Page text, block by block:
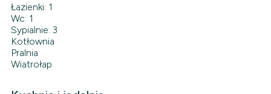
Łazienki: 1
Wc: 1
Sypialnie: 3
Kotłownia
Pralnia
Wiatrołap